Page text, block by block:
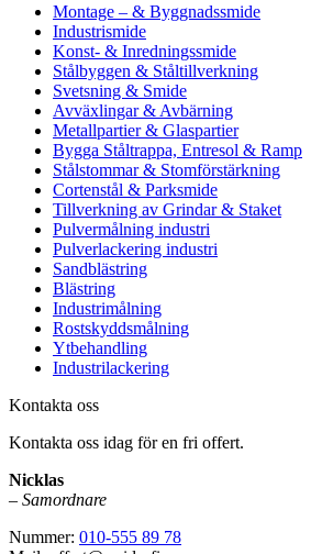
Montage – & Byggnadssmide
Industrismide
Konst- & Inredningssmide
Stålbyggen & Ståltillverkning
Svetsning & Smide
Avväxlingar & Avbärning
Metallpartier & Glaspartier
Bygga Ståltrappa, Entresol & Ramp
Stålstommar & Stomförstärkning
Cortenstål & Parksmide
Tillverkning av Grindar & Staket
Pulvermålning industri
Pulverlackering industri
Sandblästring
Blästring
Industrimålning
Rostskyddsmålning
Ytbehandling
Industrilackering
Kontakta oss
Kontakta oss idag för en fri offert.
Nicklas
– Samordnare
Nummer: 010-555 89 78